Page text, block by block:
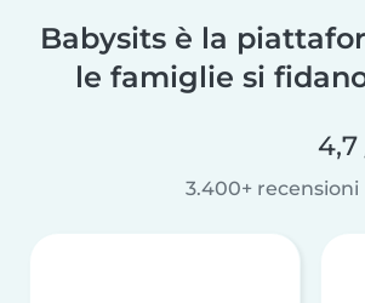
Babysits è la
le famiglie si
4,7
3.400+ recensioni